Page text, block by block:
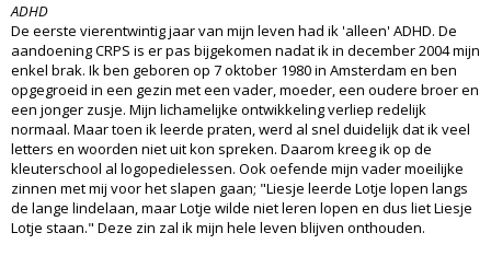
ADHD
De eerste vierentwintig jaar van mijn leven had ik 'alleen' ADHD. De
aandoening CRPS is er pas bijgekomen nadat ik in december 2004 mijn
enkel brak. Ik ben geboren op 7 oktober 1980 in Amsterdam en ben
opgegroeid in een gezin met een vader, moeder, een oudere broer en
een jonger zusje. Mijn lichamelijke ontwikkeling verliep redelijk
normaal. Maar toen ik leerde praten, werd al snel duidelijk dat ik veel
letters en woorden niet uit kon spreken. Daarom kreeg ik op de
kleuterschool al logopedielessen. Ook oefende mijn vader moeilijke
zinnen met mij voor het slapen gaan; "Liesje leerde Lotje lopen langs
de lange lindelaan, maar Lotje wilde niet leren lopen en dus liet Liesje
Lotje staan." Deze zin zal ik mijn hele leven blijven onthouden.